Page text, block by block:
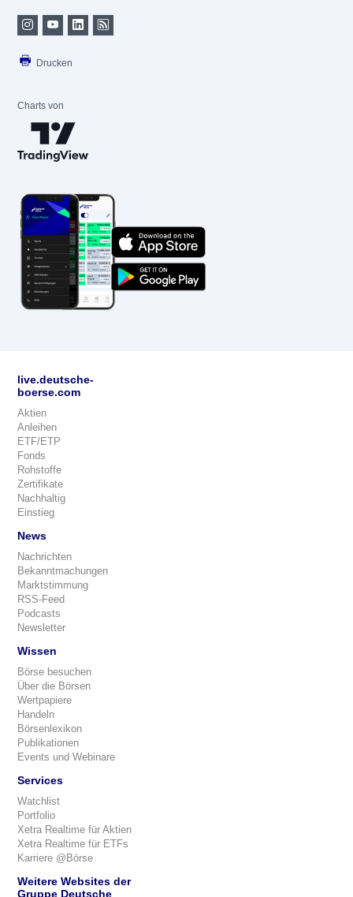
Drucken
Charts von
live.deutsche-
boerse.com
Aktien
Anleihen
ETF/ETP
Fonds
Rohstoffe
Zertifikate
Nachhaltig
Einstieg
News
Nachrichten
Bekanntmachungen
Marktstimmung
RSS-Feed
Podcasts
Newsletter
Wissen
Börse besuchen
Über die Börsen
Wertpapiere
Handeln
Börsenlexikon
Publikationen
Events und Webinare
Services
Watchlist
Portfolio
Xetra Realtime für Aktien
Xetra Realtime für ETFs
Karriere @Börse
Weitere Websites der
Gruppe Deutsche